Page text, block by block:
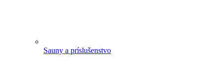
Sauny a príslušenstvo